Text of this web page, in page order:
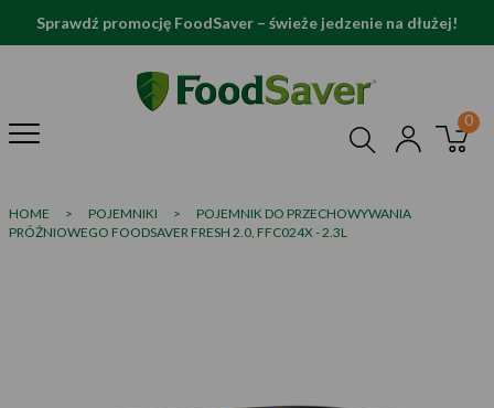
Sprawdź promocję FoodSaver – świeże jedzenie na dłużej!
HOME > POJEMNIKI >
POJEMNIK DO PRZECHOWYWANIA
PRÓŻNIOWEGO FOODSAVER FRESH 2.0, FFC024X - 2.3L